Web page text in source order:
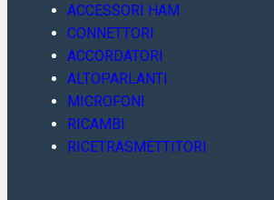
ACCESSORI HAM
CONNETTORI
ACCORDATORI
ALTOPARLANTI
MICROFONI
RICAMBI
RICETRASMETTITORI